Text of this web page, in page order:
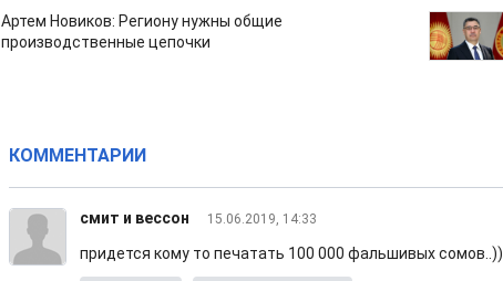
Артем Новиков: Региону нужны общие
производственные цепочки
КОММЕНТАРИИ
смит и вессон 15.06.2019, 14:33
придется кому то печатать 100 000 фальшивых сомов..))